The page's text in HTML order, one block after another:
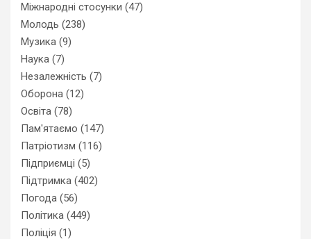
Міжнародні стосунки (47)
Молодь (238)
Музика (9)
Наука (7)
Незалежність (7)
Оборона (12)
Освіта (78)
Пам'ятаємо (147)
Патріотизм (116)
Підприємці (5)
Підтримка (402)
Погода (56)
Політика (449)
Поліція (1)